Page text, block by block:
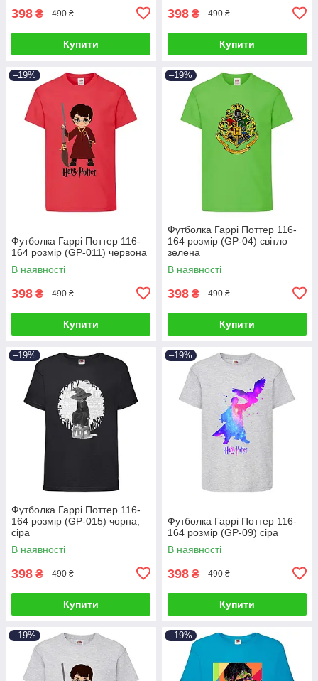
398 ₴ 490 ₴
Купити
398 ₴ 490 ₴
Купити
–19%
Футболка Гаррі Поттер 116-
164 розмір (GP-011) червона
В наявності
398 ₴ 490 ₴
Купити
–19%
Футболка Гаррі Поттер 116-
164 розмір (GP-04) світло
зелена
В наявності
398 ₴ 490 ₴
Купити
–19%
Футболка Гаррі Поттер 116-
164 розмір (GP-015) чорна,
сіра
В наявності
398 ₴ 490 ₴
Купити
–19%
Футболка Гаррі Поттер 116-
164 розмір (GP-09) сіра
В наявності
398 ₴ 490 ₴
Купити
–19% –19%